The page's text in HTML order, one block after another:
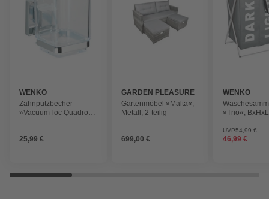
WENKO
Zahnputzbecher
»Vacuum-loc Quadro«,
eckig
25,99 €
GARDEN PLEASURE
Gartenmöbel »Malta«,
Metall, 2-teilig
699,00 €
WENKO
»Trio«,
UVP54,99 €
46,99 €